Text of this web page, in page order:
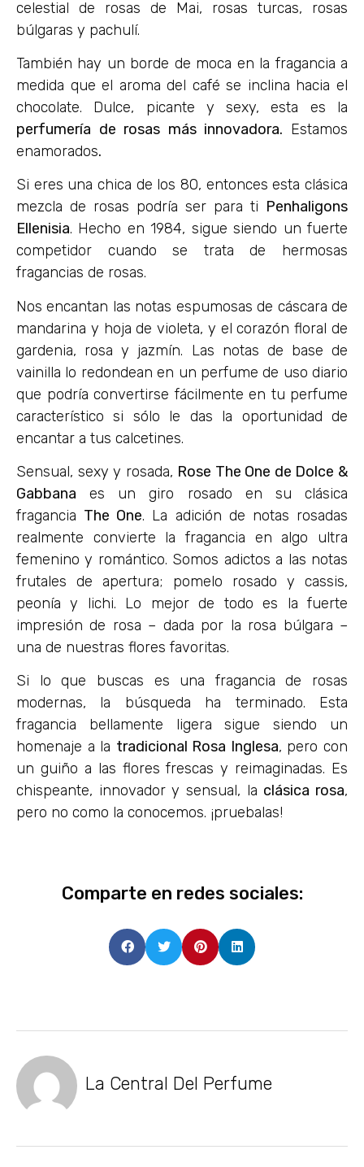
celestial de rosas de Mai, rosas turcas, rosas
búlgaras y pachulí.
También hay un borde de moca en la fragancia a
medida que el aroma del café se inclina hacia el
chocolate. Dulce, picante y sexy, esta es la
perfumería de rosas más innovadora. Estamos
enamorados.
Si eres una chica de los 80, entonces esta clásica
mezcla de rosas podría ser para ti Penhaligons
Ellenisia. Hecho en 1984, sigue siendo un fuerte
competidor cuando se trata de hermosas
fragancias de rosas.
Nos encantan las notas espumosas de cáscara de
mandarina y hoja de violeta, y el corazón floral de
gardenia, rosa y jazmín. Las notas de base de
vainilla lo redondean en un perfume de uso diario
que podría convertirse fácilmente en tu perfume
característico si sólo le das la oportunidad de
encantar a tus calcetines.
Sensual, sexy y rosada, Rose The One de Dolce &
Gabbana es un giro rosado en su clásica
fragancia The One. La adición de notas rosadas
realmente convierte la fragancia en algo ultra
femenino y romántico. Somos adictos a las notas
frutales de apertura; pomelo rosado y cassis,
peonía y lichi. Lo mejor de todo es la fuerte
impresión de rosa – dada por la rosa búlgara –
una de nuestras flores favoritas.
Si lo que buscas es una fragancia de rosas
modernas, la búsqueda ha terminado. Esta
fragancia bellamente ligera sigue siendo un
homenaje a la tradicional Rosa Inglesa, pero con
un guiño a las flores frescas y reimaginadas. Es
chispeante, innovador y sensual, la clásica rosa,
pero no como la conocemos. ¡pruebalas!
Comparte en redes sociales:
La Central Del Perfume